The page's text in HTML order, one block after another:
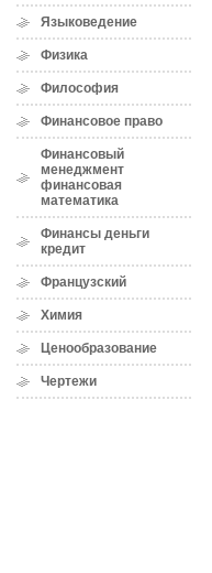
Языковедение
Физика
Философия
Финансовое право
Финансовый
менеджмент
финансовая
математика
Финансы деньги
кредит
Французский
Химия
Ценообразование
Чертежи